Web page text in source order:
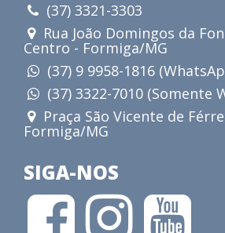
(37) 3321-3303
Rua João Domingos da
Centro - Formiga/MG
(37) 9 9958-1816
(37) 3322-7010 (Somente
Praça São Vicente de
Formiga/MG
SIGA-NOS